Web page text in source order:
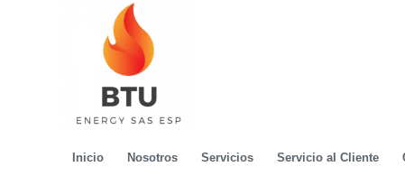
Inicio Nosotros Servicios Servicio al Cliente